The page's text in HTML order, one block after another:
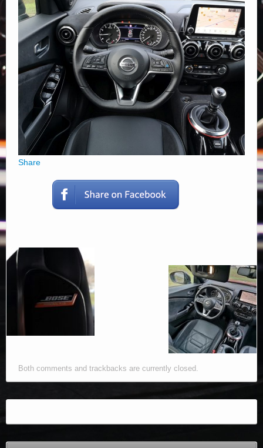
Elérhetőségek
Share
Both comments and trackbacks are currently closed.